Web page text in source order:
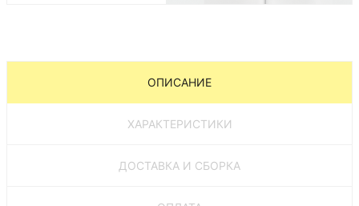
ОПИСАНИЕ
ХАРАКТЕРИСТИКИ
ДОСТАВКА И СБОРКА